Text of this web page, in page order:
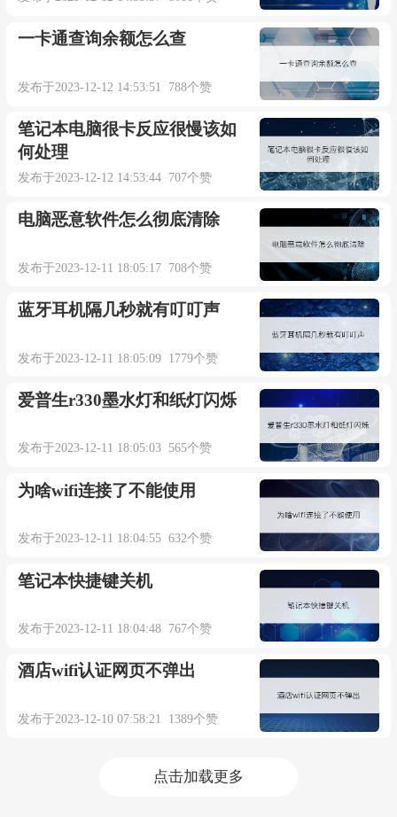
一卡通查询余额怎么查
发布于2023-12-12 14:53:51 788个赞
笔记本电脑很卡反应很慢该如
何处理
发布于2023-12-12 14:53:44 707个赞
电脑恶意软件怎么彻底清除
发布于2023-12-11 18:05:17 708个赞
蓝牙耳机隔几秒就有叮叮声
发布于2023-12-11 18:05:09 1779个赞
爱普生r330墨水灯和纸灯闪烁
发布于2023-12-11 18:05:03 565个赞
为啥wifi连接了不能使用
发布于2023-12-11 18:04:55 632个赞
笔记本快捷键关机
发布于2023-12-11 18:04:48 767个赞
酒店wifi认证网页不弹出
发布于2023-12-10 07:58:21 1389个赞
点击加载更多